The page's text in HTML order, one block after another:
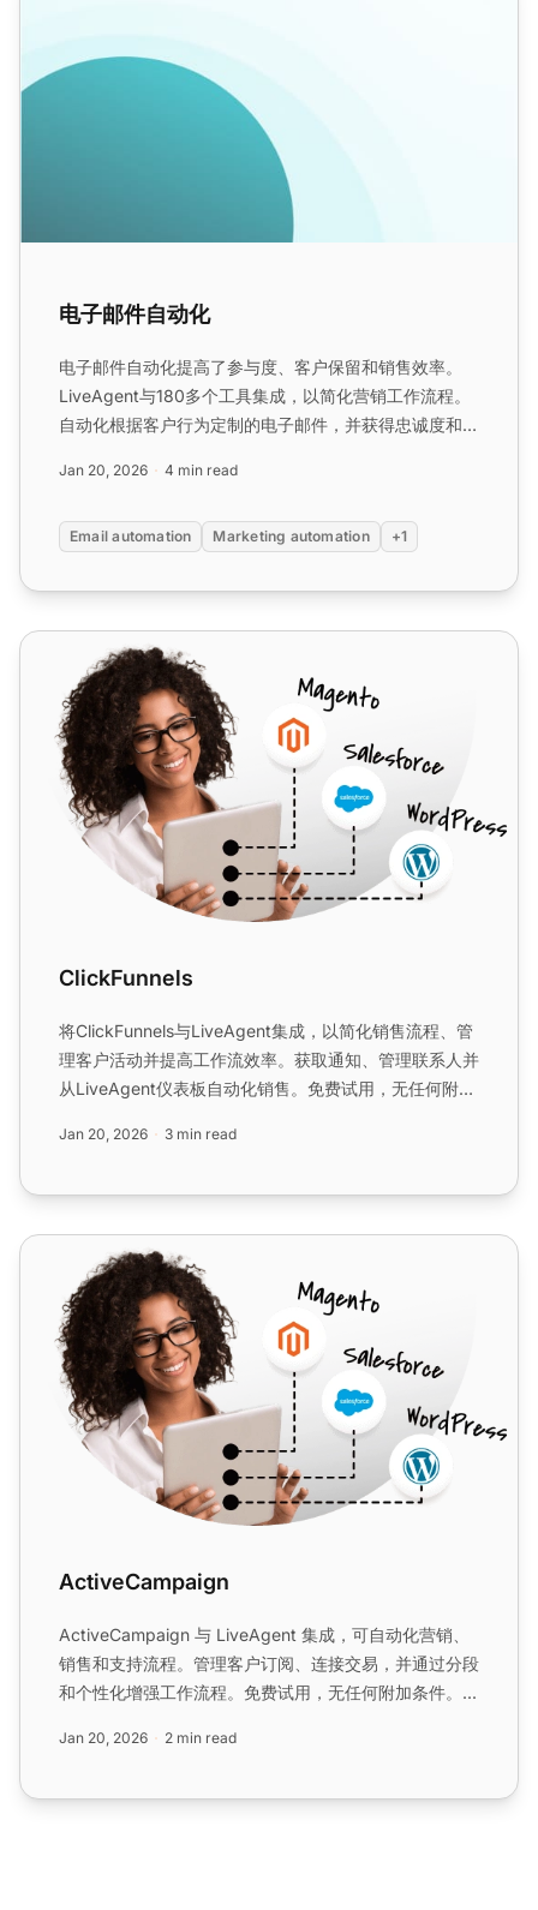
电子邮件自动化
电子邮件自动化提高了参与度、客户保留和销售效率。
LiveAgent与180多个工具集成，以简化营销工作流程。
自动化根据客户行为定制的电子邮件，并获得忠诚度和改
Jan 20, 2026 4 min read
Email automation Marketing automation +1
ClickFunnels
ClickFunnels
将ClickFunnels与LiveAgent集成，以简化销售流程、管
理客户活动并提高工作流效率。获取通知、管理联系人并
从LiveAgent仪表板自动化销售。免费试用，无任何附加
Jan 20, 2026 3 min read
ActiveCampaign
ActiveCampaign
ActiveCampaign 与 LiveAgent 集成，可自动化营销、
销售和支持流程。管理客户订阅、连接交易，并通过分段
和个性化增强工作流程。免费试用，无任何附加条件。...
Jan 20, 2026 2 min read